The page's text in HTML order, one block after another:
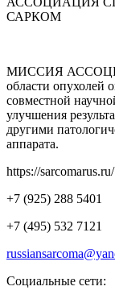
САРКОМ
МИССИЯ
области опухолей
совместной
улучшения
другими
аппарата.
https://sarcomarus.ru/
+7 (925) 288 5401
+7 (495) 532 7121
Социальные сети: